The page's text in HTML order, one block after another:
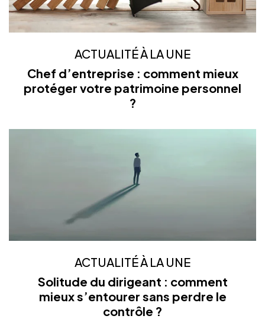
ACTUALITÉ À LA UNE
Chef d’entreprise : comment mieux
protéger votre patrimoine personnel
?
ACTUALITÉ À LA UNE
Solitude du dirigeant : comment
mieux s’entourer sans perdre le
contrôle ?